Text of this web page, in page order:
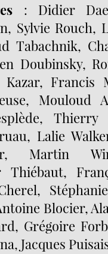
: Didier
Sylvie Rouch,
Tabachnik,
Doubinsky,
Kazar, Francis
Mouloud
Lalie
Martin
Thiébaut,
Blocier,
Grégoire
Jacques